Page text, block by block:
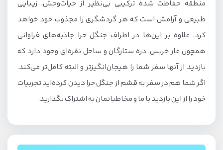
منطقه حفاظت شده ترکیبی بی‌نظیر از حیات‌وحش، زیبایی
طبیعی و آرامش است که هر گردشگری را مجذوب خود خواهد
کرد. علاوه بر این‌ها در اطراف جنگل حرا جاذبه‌های فراوانی
همچون غار خربس، دره ستارگان و ساحل نقره‌ای وجود دارد که
بازدید از آنها سفر شما را هیجان‌انگیزتر و البته کامل‌تر می‌کند.
اگر شما هم در سفر به قشم از جنگل حرا دیدن کرده‌اید تجربیات
خود را از این بازدید با ما و مخاطبانمان به اشتراک بگذارید.